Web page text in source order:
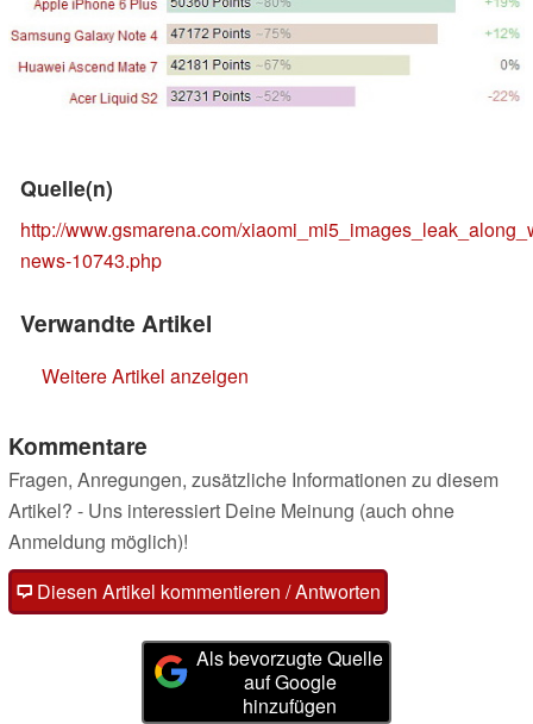
Quelle(n)
http://www.gsmarena.com/
news-10743.php
Verwandte Artikel
Weitere Artikel anzeigen
Kommentare
Fragen, Anregungen, zusätzliche Informationen zu diesem
Artikel? - Uns interessiert Deine Meinung (auch ohne
Anmeldung möglich)!
Diesen Artikel kommentieren / Antworten
Als bevorzugte Quelle
auf Google
hinzufügen